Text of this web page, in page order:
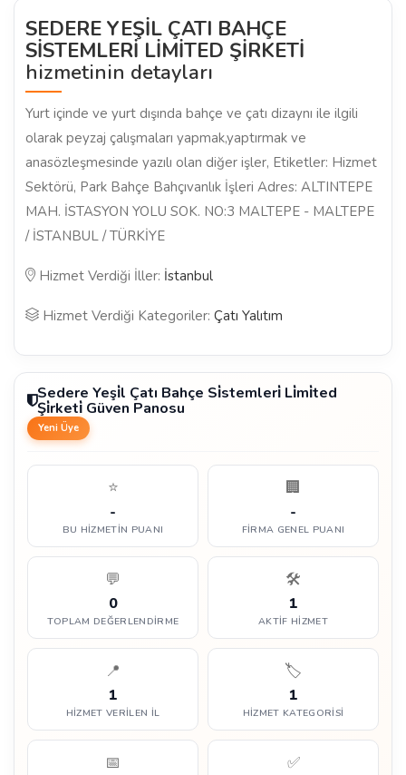
SEDERE YEŞİL ÇATI BAHÇE
SİSTEMLERİ LİMİTED ŞİRKETİ
hizmetinin detayları
Yurt içinde ve yurt dışında bahçe ve çatı dizaynı ile ilgili
olarak peyzaj çalışmaları yapmak,yaptırmak ve
anasözleşmesinde yazılı olan diğer işler, Etiketler: Hizmet
Sektörü, Park Bahçe Bahçıvanlık İşleri Adres: ALTINTEPE
MAH. İSTASYON YOLU SOK. NO:3 MALTEPE - MALTEPE
/ İSTANBUL / TÜRKİYE
Hizmet Verdiği İller: İstanbul
Hizmet Verdiği Kategoriler: Çatı Yalıtım
Sedere Yeşi̇l Çatı Bahçe Si̇stemleri̇ Li̇mi̇ted
Şi̇rketi̇ Güven Panosu
Yeni Üye
⭐
-
BU HIZMETIN PUANI
🏢
-
FIRMA GENEL PUANI
💬
0
TOPLAM DEĞERLENDIRME
🛠️
1
AKTIF HIZMET
📍
1
HIZMET VERILEN İL
🏷️
1
HIZMET KATEGORISI
📅 ✅